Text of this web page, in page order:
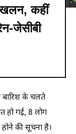
कहीं
जेसीबी
के चलते
हो गई, 8 लोग
की सूचना है।